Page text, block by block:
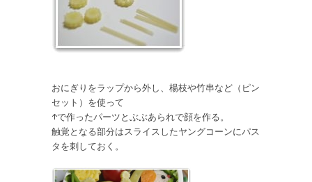
おにぎりをラップから外し、楊枝や竹串など（ピン
セット）を使って
↑で作ったパーツとぶぶあられで顔を作る。
触覚となる部分はスライスしたヤングコーンにパス
タを刺しておく。